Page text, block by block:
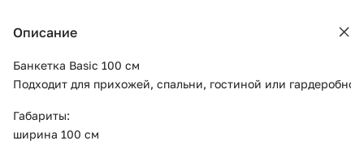
Описание
Банкетка Basic 100 см
Подходит для прихожей, спальни, гостиной или
Габариты:
ширина 100 см